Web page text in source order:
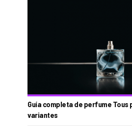
Guía completa de perfume Tous
variantes